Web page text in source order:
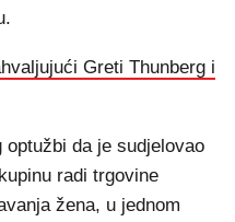
Greti Thunberg i
da je sudjelovao
radi trgovine
žena, u jednom